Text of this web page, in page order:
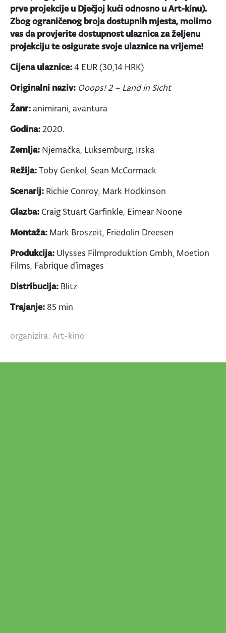
prve projekcije u Dječjoj kući odnosno u Art-kinu).
Zbog ograničenog broja dostupnih mjesta, molimo
vas da provjerite dostupnost ulaznica za željenu
projekciju te osigurate svoje ulaznice na vrijeme!
Cijena ulaznice:4 EUR (30,14 HRK)
Originalni naziv: Ooops! 2 – Land in Sicht
Žanr:animirani, avantura
Godina:2020.
Zemlja: Njemačka, Luksemburg, Irska
Režija:Toby Genkel, Sean McCormack
Scenarij: Richie Conroy, Mark Hodkinson
Glazba: Craig Stuart Garfinkle, Eimear Noone
Montaža: Mark Broszeit, Friedolin Dreesen
Produkcija: Ulysses Filmproduktion Gmbh, Moetion
Films, Fabrique d’images
Distribucija: Blitz
Trajanje: 85 min
organizira: Art-kino